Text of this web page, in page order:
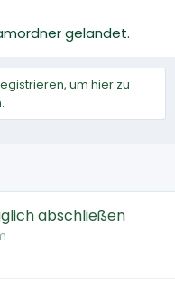
gelandet.
um hier zu
abschließen